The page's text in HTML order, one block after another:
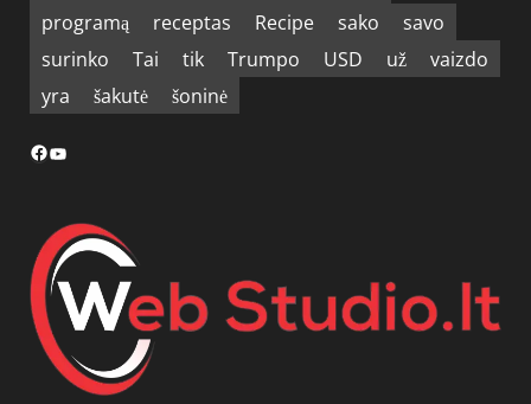
programą
receptas Recipe sako
savo
surinko
Tai tik Trumpo USD už
vaizdo
yra
šakutė šoninė
Facebook
YouTube